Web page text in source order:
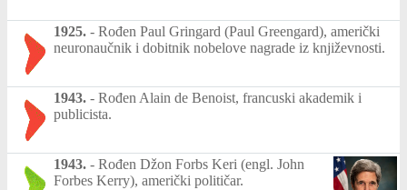
1925. - Rođen Paul Gringard (Paul Greengard), američki
neuronaučnik i dobitnik nobelove nagrade iz književnosti.
1943. - Rođen Alain de Benoist, francuski akademik i
publicista.
1943. - Rođen Džon Forbs Keri (engl. John
Forbes Kerry), američki političar.